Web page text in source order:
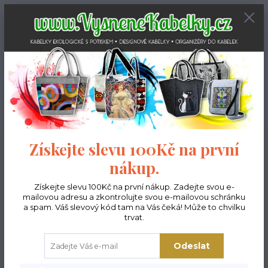
Menu
CZK
Hledat
0,00 Kč
Úvod Kabelky ekologické Kabelky velké
Kabelky velké
Získejte slevu 100Kč na první
nákup.
Získejte slevu 100Kč na první nákup. Zadejte svou e-
mailovou adresu a zkontrolujte svou e-mailovou schránku
a spam. Váš slevový kód tam na Vás čeká! Může to chvilku
trvat.
Odeslat